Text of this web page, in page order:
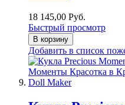
18 145,00 Руб.
Быстрый просмотр
В корзину
Добавить в список